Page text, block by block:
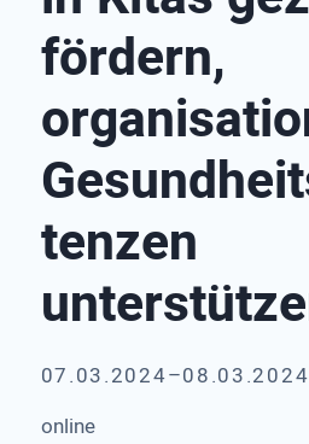
fördern,
tenzen
07.03.2024–08.03.2024
online